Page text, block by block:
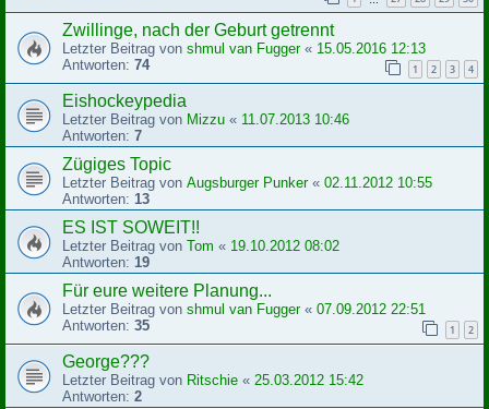
Zwillinge, nach der Geburt getrennt
Letzter Beitrag von shmul van Fugger« 15.05.2016 12:13
Antworten: 74 1 2 3 4
Eishockeypedia
Letzter Beitrag von Mizzu « 11.07.2013 10:46
Antworten: 7
Zügiges Topic
Letzter Beitrag von Augsburger Punker« 02.11.2012 10:55
Antworten: 13
ES IST SOWEIT!!
Letzter Beitrag von Tom « 19.10.2012 08:02
Antworten: 19
Für eure weitere Planung...
Letzter Beitrag von shmul van Fugger« 07.09.2012 22:51
Antworten: 35 1 2
George???
Letzter Beitrag von Ritschie « 25.03.2012 15:42
Antworten: 2